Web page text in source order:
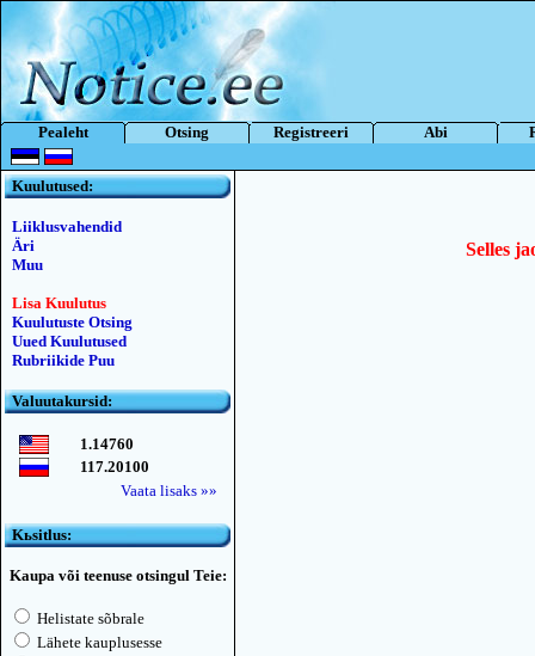
Pealeht Otsing Registreeri Abi
Kuulutused:
Liiklusvahendid
Äri
Muu
Lisa Kuulutus
Kuulutuste Otsing
Uued Kuulutused
Rubriikide Puu
Valuutakursid:
1.14760
117.20100
Vaata lisaks »»
Kьsitlus:
Kaupa või teenuse otsingul Teie:
Helistate sõbrale
Lähete kauplusesse
Selles